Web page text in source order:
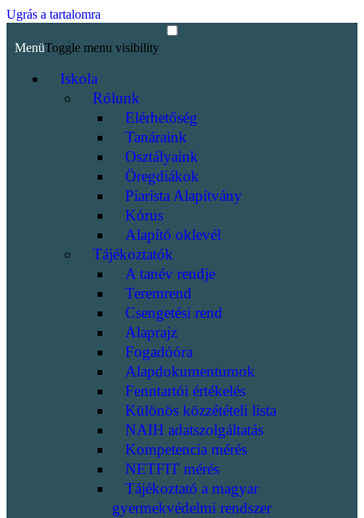
Ugrás a tartalomra
MenüToggle menu visibility
Iskola
Rólunk
Elérhetőség
Tanáraink
Osztályaink
Öregdiákok
Piarista Alapítvány
Kórus
Alapító oklevél
Tájékoztatók
A tanév rendje
Teremrend
Csengetési rend
Alaprajz
Fogadóóra
Alapdokumentumok
Fenntartói értékelés
Különös közzétételi lista
NAIH adatszolgáltatás
Kompetencia mérés
NETFIT mérés
Tájékoztató a magyar
gyermekvédelmi rendszer